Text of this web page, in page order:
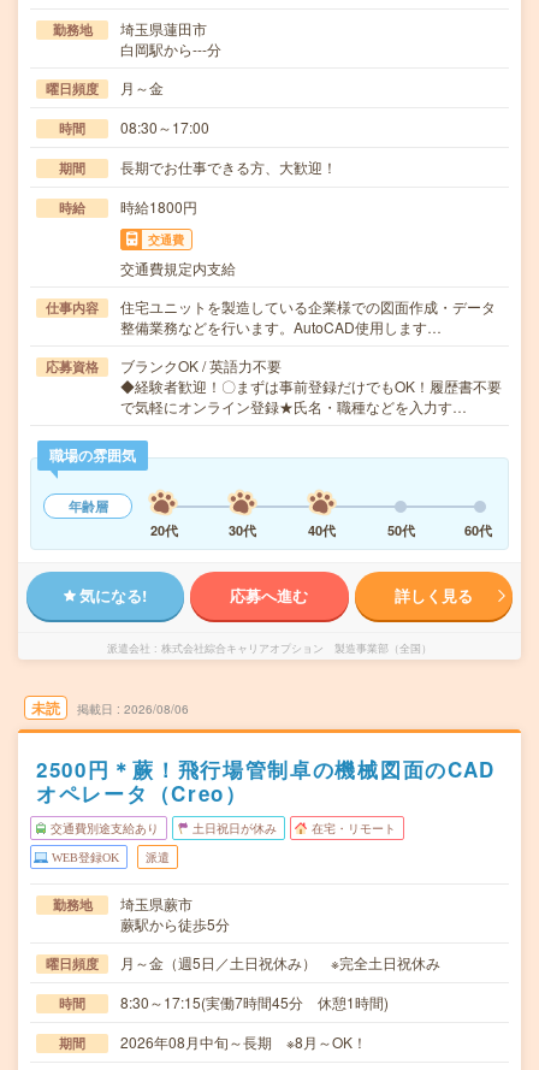
勤務地
埼玉県蓮田市
白岡駅から---分
曜日頻度 月～金
時間 08:30～17:00
期間 長期でお仕事できる方、大歓迎！
時給 時給1800円
交通費
交通費規定内支給
仕事内容
住宅ユニットを製造している企業様での図面作成・データ
整備業務などを行います。AutoCAD使用します…
応募資格
ブランクOK / 英語力不要
◆経験者歓迎！〇まずは事前登録だけでもOK！履歴書不要
で気軽にオンライン登録★氏名・職種などを入力す…
職場の雰囲気
年齢層
20代
30代 40代 50代 60代
気になる! 応募へ進む 詳しく見る
派遣会社 株式会社綜合キャリアオプション 製造事業部（全国）
未読 掲載日 2026/08/06
2500円＊蕨！飛行場管制卓の機械図面のCAD
オペレータ（Creo）
交通費別途支給あり 土日祝日が休み 在宅・リモート
WEB登録OK 派遣
勤務地
埼玉県蕨市
蕨駅から徒歩5分
曜日頻度 月～金（週5日／土日祝休み） ※完全土日祝休み
時間 8:30～17:15(実働7時間45分 休憩1時間)
期間 2026年08月中旬～長期 ※8月～OK！